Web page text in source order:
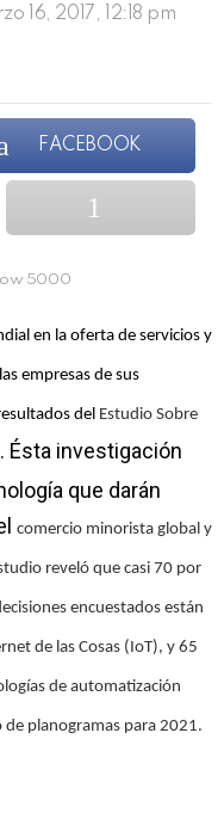
16, 2017, 12:18 pm
FACEBOOK
5000
en la oferta de servicios y
empresas de sus
del Estudio Sobre
. Ésta investigación
que darán
comercio minorista global y
reveló que casi 70 por
encuestados están
de las Cosas (IoT), y 65
de automatización
planogramas para 2021.